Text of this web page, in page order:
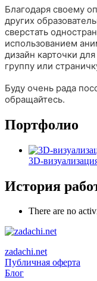
Благодаря своему
других
сверстать
использованием
дизайн карточки
группу или
Буду очень рада
обращайтесь.
Портфолио
3D-
История
There are no
zadachi.net
Публичная оферта
Блог